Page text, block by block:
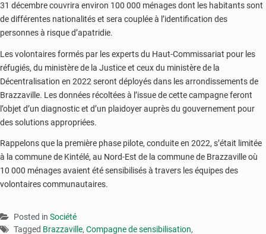
31 décembre couvrira environ 100 000 ménages dont les habitants sont
de différentes nationalités et sera couplée à l’identification des
personnes à risque d’apatridie.
Les volontaires formés par les experts du Haut-Commissariat pour les
réfugiés, du ministère de la Justice et ceux du ministère de la
Décentralisation en 2022 seront déployés dans les arrondissements de
Brazzaville. Les données récoltées à l’issue de cette campagne feront
l’objet d’un diagnostic et d’un plaidoyer auprès du gouvernement pour
des solutions appropriées.
Rappelons que la première phase pilote, conduite en 2022, s’était limitée
à la commune de Kintélé, au Nord-Est de la commune de Brazzaville où
10 000 ménages avaient été sensibilisés à travers les équipes des
volontaires communautaires.
Posted in Société
Tagged Brazzaville, Compagne de sensibilisation,